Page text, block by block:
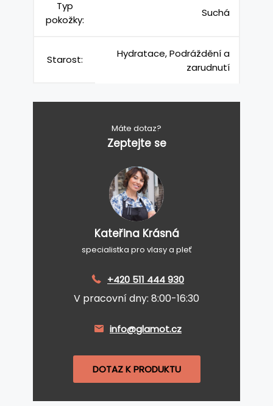
Typ
pokožky:
Suchá
Starost:
Hydratace, Podráždění a
zarudnutí
Máte dotaz?
Zeptejte se
Kateřina Krásná
specialistka pro vlasy a pleť
+420 511 444 930
V pracovní dny: 8:00-16:30
info@glamot.cz
DOTAZ K PRODUKTU